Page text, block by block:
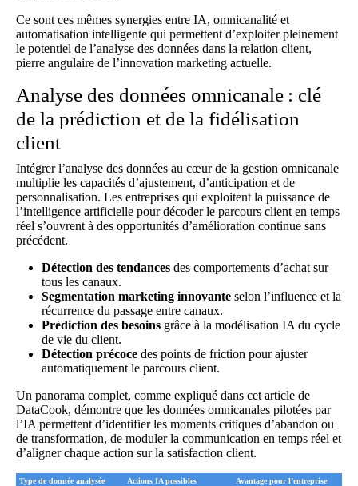
Ce sont ces mêmes synergies entre IA, omnicanalité et
automatisation intelligente qui permettent d’exploiter pleinement
le potentiel de l’analyse des données dans la relation client,
pierre angulaire de l’innovation marketing actuelle.
Analyse des données omnicanale : clé
de la prédiction et de la fidélisation
client
Intégrer l’analyse des données au cœur de la gestion omnicanale
multiplie les capacités d’ajustement, d’anticipation et de
personnalisation. Les entreprises qui exploitent la puissance de
l’intelligence artificielle pour décoder le parcours client en temps
réel s’ouvrent à des opportunités d’amélioration continue sans
précédent.
Détection des tendances des comportements d’achat sur
tous les canaux.
Segmentation marketing innovante selon l’influence et la
récurrence du passage entre canaux.
Prédiction des besoins grâce à la modélisation IA du cycle
de vie du client.
Détection précoce des points de friction pour ajuster
automatiquement le parcours client.
Un panorama complet, comme expliqué dans cet article de
DataCook, démontre que les données omnicanales pilotées par
l’IA permettent d’identifier les moments critiques d’abandon ou
de transformation, de moduler la communication en temps réel et
d’aligner chaque action sur la satisfaction client.
Type de donnée analysée Actions IA possibles Avantage pour l’entreprise